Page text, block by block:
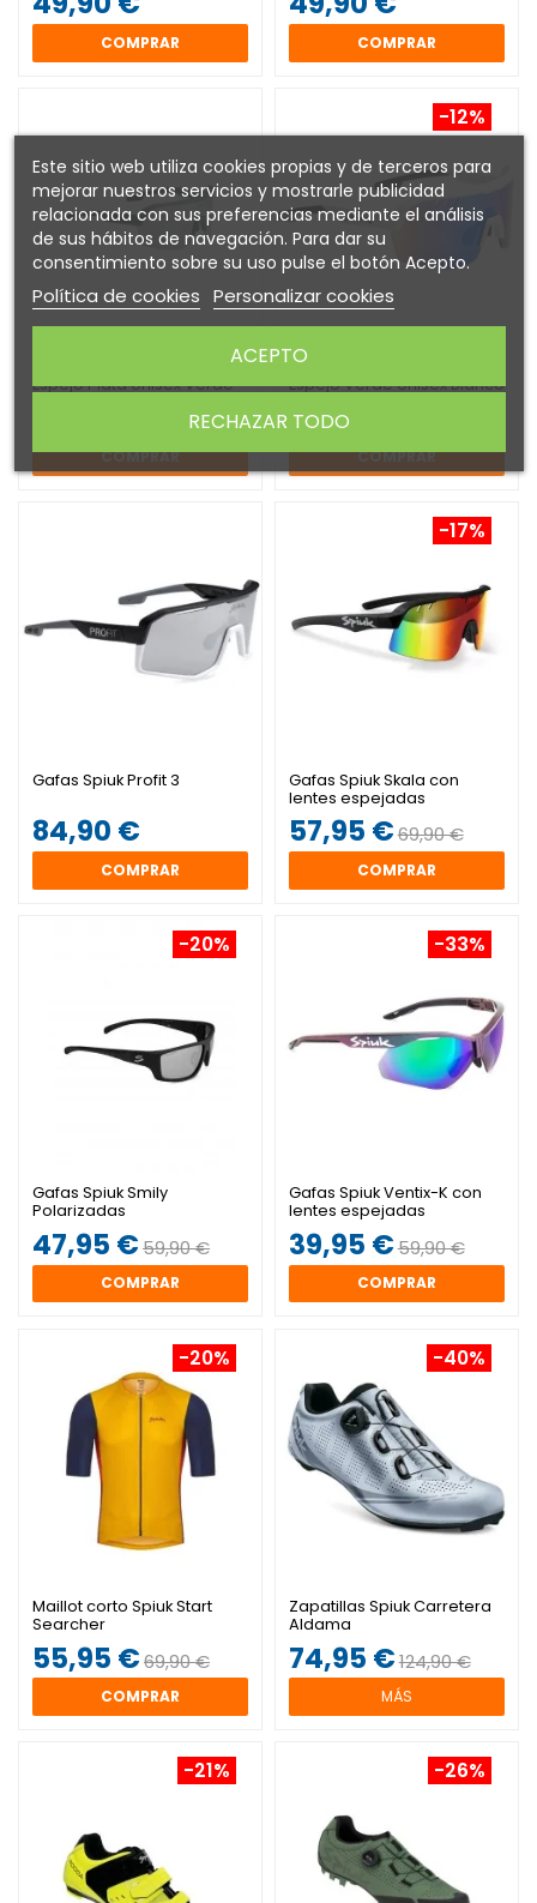
COMPRAR COMPRAR
Espejo Plata Unisex Verde
COMPRAR
-12%
Gafas Spiuk Lyra Lente
Espejo Verde Unisex Blanco
43,99 €
COMPRAR
Gafas Spiuk Profit 3
84,90 €
COMPRAR
-17%
Gafas Spiuk Skala con
lentes espejadas
57,95 €69,90 €
COMPRAR
-20%
Gafas Spiuk Smily
Polarizadas
47,95 €59,90 €
COMPRAR
-33%
Gafas Spiuk Ventix-K con
lentes espejadas
39,95 €59,90 €
COMPRAR
-20%
Maillot corto Spiuk Start
Searcher
55,95 €69,90 €
COMPRAR
-40%
Zapatillas Spiuk Carretera
Aldama
74,95 €124,90 €
MÁS
-21% -26%
Este sitio web utiliza cookies propias y de terceros para
mejorar nuestros servicios y mostrarle publicidad
relacionada con sus preferencias mediante el análisis
de sus hábitos de navegación. Para dar su
consentimiento sobre su uso pulse el botón Acepto.
Política de cookies Personalizar cookies
RECHAZAR TODO
ACEPTO